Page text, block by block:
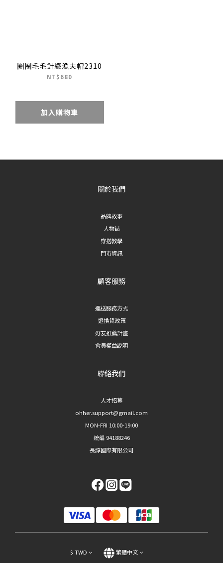
圈圈毛毛針織漁夫帽2310
NT$680
加入購物車
關於我們
品牌故事
人物誌
穿搭教學
門市資訊
顧客服務
運送服務方式
退換貨政策
好友推薦計畫
會員權益說明
聯絡我們
人才招募
ohher.support@gmail.com
MON-FRI 10:00-19:00
統編 94188246
長諄國際有限公司
$ TWD 繁體中文